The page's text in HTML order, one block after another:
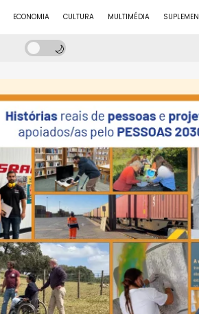
ECONOMIA CULTURA MULTIMÉDIA